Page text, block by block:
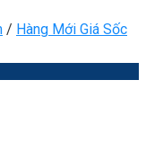
/ Hàng Mới Giá Sốc